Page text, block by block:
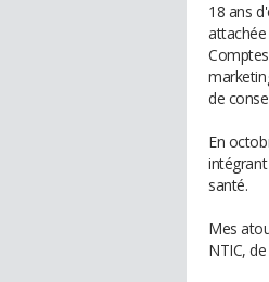
18 ans
de
En
santé.
Mes
NTIC,